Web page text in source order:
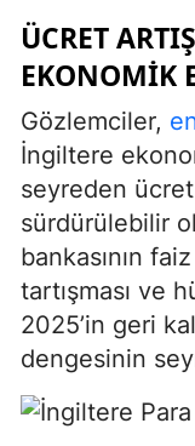
ÜCRET
EKONOMIK
Gözlemciler,
İngiltere
seyreden ücret
sürdürülebilir
bankasının
tartışması ve
2025’in geri
dengesinin